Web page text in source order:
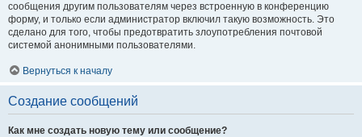
сообщения другим пользователям через встроенную в конференцию
форму, и только если администратор включил такую возможность. Это
сделано для того, чтобы предотвратить злоупотребления почтовой
системой анонимными пользователями.
Вернуться к началу
Создание сообщений
Как мне создать новую тему или сообщение?